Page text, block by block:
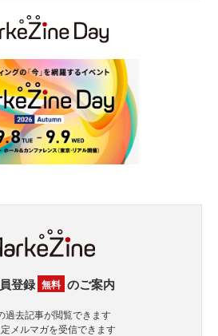
登録 無料 のご案内
過去記事が閲覧できます
定メルマガを受信できます